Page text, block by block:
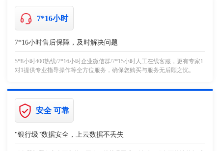
7*16小时
7*16小时售后保障，及时解决问题
5*8小时400热线/7*16小时企业微信群/7*15小时人工在线客服，更有专家1
对1提供专业指导操作等全方位服务，确保您购买与服务无后顾之忧。
安全 可靠
"银行级"数据安全，上云数据不丢失